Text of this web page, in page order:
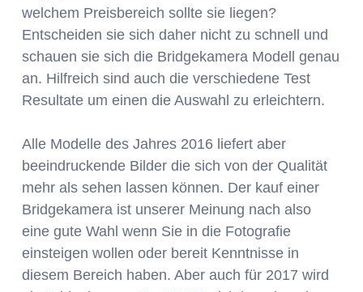
welchem Preisbereich sollte sie liegen?
Entscheiden sie sich daher nicht zu schnell und
schauen sie sich die Bridgekamera Modell genau
an. Hilfreich sind auch die verschiedene Test
Resultate um einen die Auswahl zu erleichtern.
Alle Modelle des Jahres 2016 liefert aber
beeindruckende Bilder die sich von der Qualität
mehr als sehen lassen können. Der kauf einer
Bridgekamera ist unserer Meinung nach also
eine gute Wahl wenn Sie in die Fotografie
einsteigen wollen oder bereit Kenntnisse in
diesem Bereich haben. Aber auch für 2017 wird